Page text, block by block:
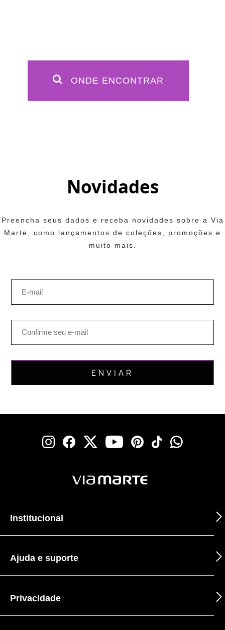
ONDE ENCONTRAR
Novidades
Preencha seus dados e receba novidades sobre a Via
Marte, como lançamentos de coleções, promoções e
muito mais.
Institucional
Ajuda e suporte
Privacidade